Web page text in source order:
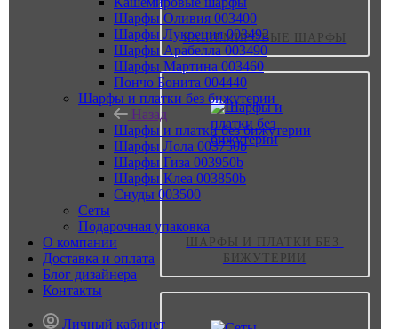
КАШЕМИРОВЫЕ ШАРФЫ
ШАРФЫ И ПЛАТКИ БЕЗ
БИЖУТЕРИИ
Шарфы Оливия 003400
Шарфы Лукреция 003492
Шарфы Арабелла 003490
Шарфы Мартина 003460
Пончо Бонита 004440
Шарфы и платки без бижутерии
Назад
Шарфы и платки без бижутерии
Шарфы Лола 003750b
Шарфы Гиза 003950b
Шарфы Клеа 003850b
Снуды 003500
Сеты
Подарочная упаковка
О компании
Доставка и оплата
Блог дизайнера
Контакты
Личный кабинет